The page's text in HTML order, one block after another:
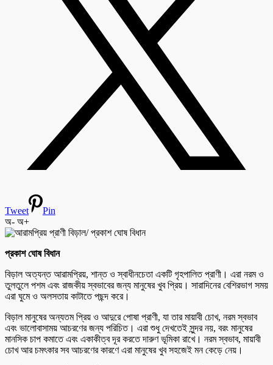
Tweet
Pin
অ- অ+
প্রকাশ ঘোষ বিধান
বিড়াল অত্যন্ত আরামপ্রিয়, শান্ত ও স্বাধীনচেতা একটি গৃহপালিত প্রাণী। এরা নরম ও
তুলতুলে পশম এবং রাজকীয় স্বভাবের জন্য মানুষের খুব প্রিয়। সারাদিনের বেশিরভাগ সময়
এরা ঘুমে ও অলসতায় কাটাতে পছন্দ করে।
বিড়াল মানুষের অন্যতম প্রিয় ও আদুরে পোষা প্রাণী, যা তার মায়াবী চোখ, নরম স্বভাব
এবং ভালোবাসাময় আচরণের জন্য পরিচিত। এরা শুধু দেখতেই সুন্দর নয়, বরং মানুষের
মানসিক চাপ কমাতে এবং একাকীত্ব দূর করতে দারুণ ভূমিকা রাখে। নরম স্বভাব, মায়াবী
চোখ আর চমৎকার সব আচরণের কারণে এরা মানুষের খুব সহজেই মন কেড়ে নেয়।